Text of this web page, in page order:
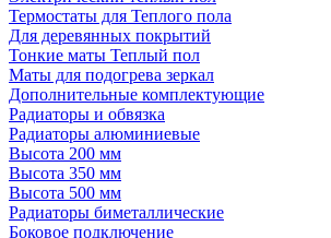
Термостаты для Теплого пола
Для деревянных покрытий
Тонкие маты Теплый пол
Маты для подогрева зеркал
Дополнительные комплектующие
Радиаторы и обвязка
Радиаторы алюминиевые
Высота 200 мм
Высота 350 мм
Высота 500 мм
Радиаторы биметаллические
Боковое подключение